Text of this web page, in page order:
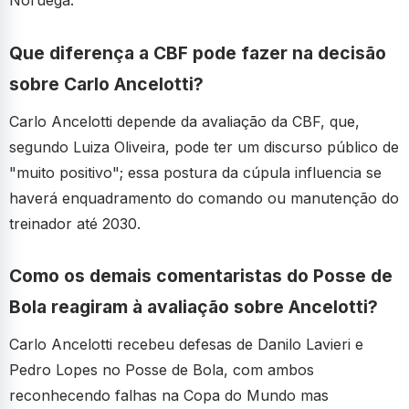
Que diferença a CBF pode fazer na decisão
sobre Carlo Ancelotti?
Carlo Ancelotti depende da avaliação da CBF, que,
segundo Luiza Oliveira, pode ter um discurso público de
"muito positivo"; essa postura da cúpula influencia se
haverá enquadramento do comando ou manutenção do
treinador até 2030.
Como os demais comentaristas do Posse de
Bola reagiram à avaliação sobre Ancelotti?
Carlo Ancelotti recebeu defesas de Danilo Lavieri e
Pedro Lopes no Posse de Bola, com ambos
reconhecendo falhas na Copa do Mundo mas